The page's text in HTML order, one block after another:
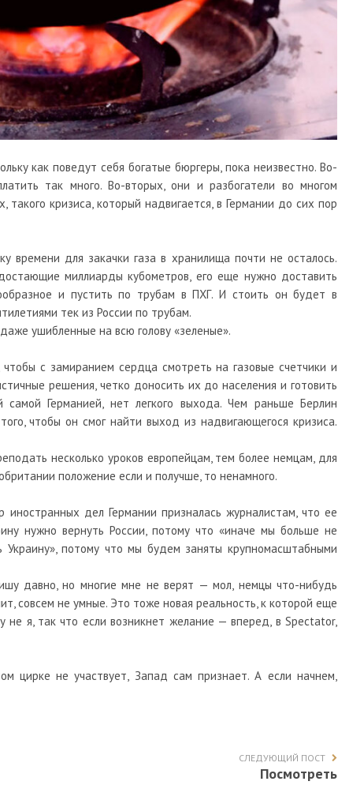
как поведут себя богатые бюргеры, пока неизвестно. Во-
так много. Во-вторых, они и разбогатели во многом
такого кризиса, который надвигается, в Германии до сих пор
времени для закачки газа в хранилища почти не осталось.
миллиарды кубометров, его еще нужно доставить
и пустить по трубам в ПХГ. И стоить он будет в
тек из России по трубам.
ушибленные на всю голову «зеленые».
с замиранием сердца смотреть на газовые счетчики и
решения, четко доносить их до населения и готовить
Германией, нет легкого выхода. Чем раньше Берлин
чтобы он смог найти выход из надвигающегося кризиса.
несколько уроков европейцам, тем более немцам, для
положение если и получше, то ненамного.
дел Германии призналась журналистам, что ее
нужно вернуть России, потому что «иначе мы больше не
потому что мы будем заняты крупномасштабными
давно, но многие мне не верят — мол, немцы что-нибудь
совсем не умные. Это тоже новая реальность, к которой еще
не я, так что если возникнет желание — вперед, в Spectator,
цирке не участвует, Запад сам признает. А если начнем,
СЛЕДУЮЩИЙ ПОСТ
Посмотреть